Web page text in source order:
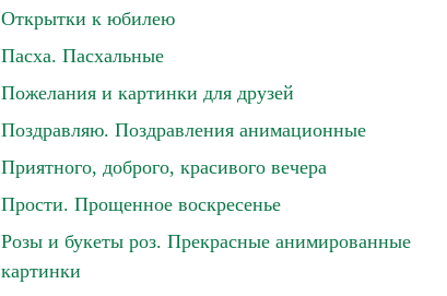
Открытки к юбилею
Пасха. Пасхальные
Пожелания и картинки для друзей
Поздравляю. Поздравления анимационные
Приятного, доброго, красивого вечера
Прости. Прощенное воскресенье
Розы и букеты роз. Прекрасные анимированные
картинки